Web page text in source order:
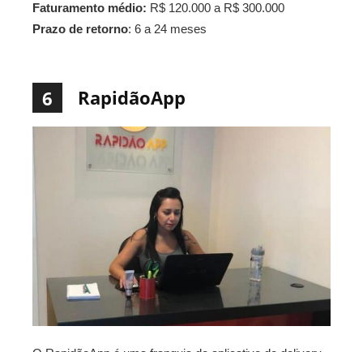
Faturamento médio: R$ 120.000 a R$ 300.000
Prazo de retorno: 6 a 24 meses
6 RapidãoApp